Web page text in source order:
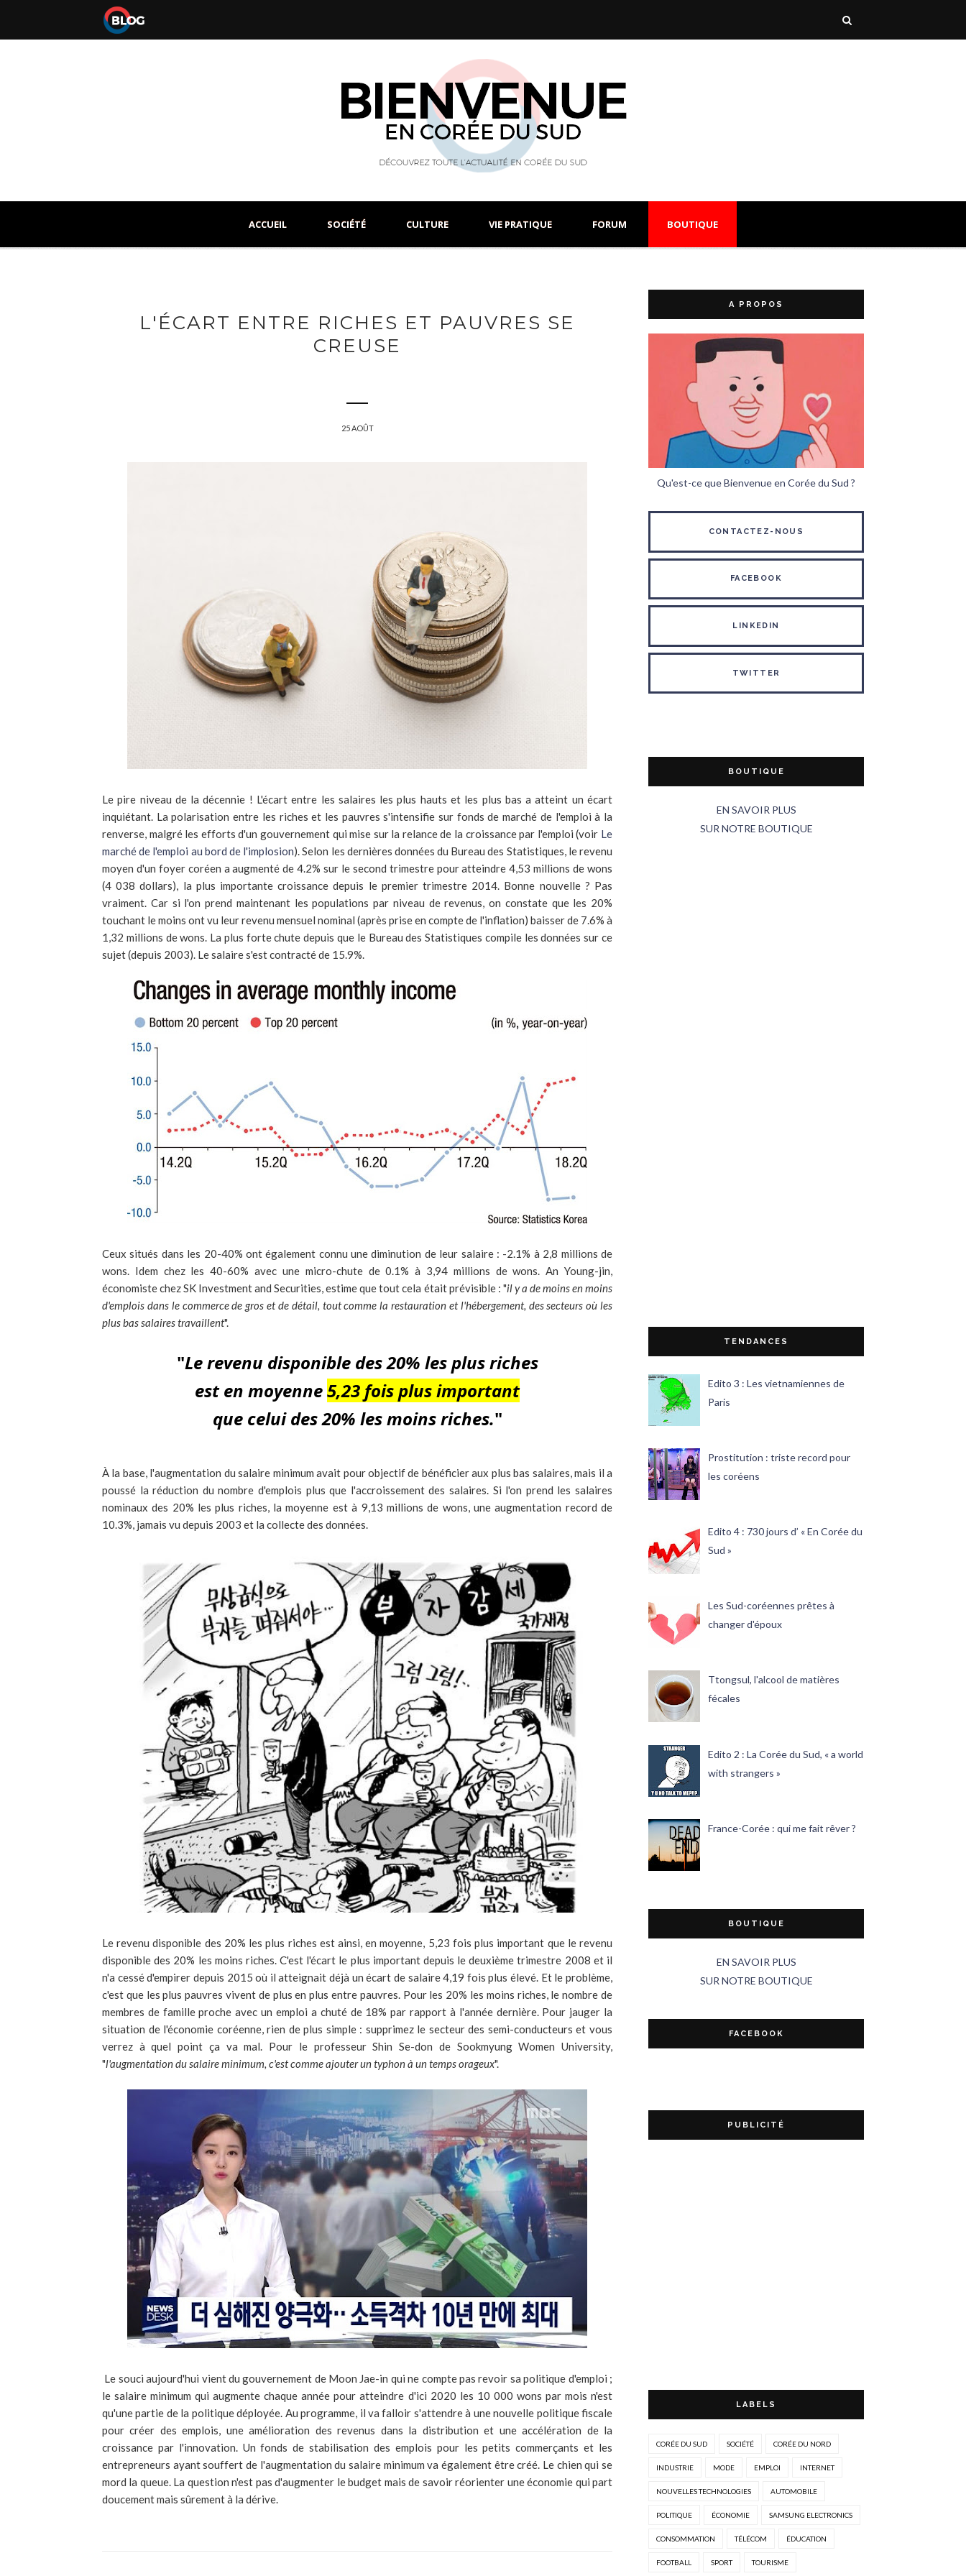
ACCUEIL SOCIÉTÉ CULTURE VIE PRATIQUE FORUM BOUTIQUE
L'ÉCART ENTRE RICHES ET PAUVRES SE
CREUSE
25 AOÛT
Le pire niveau de la décennie ! L'écart entre les salaires les plus hauts et les plus bas a atteint un écart
inquiétant. La polarisation entre les riches et les pauvres s'intensifie sur fonds de marché de l'emploi à la
renverse, malgré les efforts d'un gouvernement qui mise sur la relance de la croissance par l'emploi (voir Le
marché de l'emploi au bord de l'implosion). Selon les dernières données du Bureau des Statistiques, le revenu
moyen d'un foyer coréen a augmenté de 4.2% sur le second trimestre pour atteindre 4,53 millions de wons
(4 038 dollars), la plus importante croissance depuis le premier trimestre 2014. Bonne nouvelle ? Pas
vraiment. Car si l'on prend maintenant les populations par niveau de revenus, on constate que les 20%
touchant le moins ont vu leur revenu mensuel nominal (après prise en compte de l'inflation) baisser de 7.6% à
1,32 millions de wons. La plus forte chute depuis que le Bureau des Statistiques compile les données sur ce
sujet (depuis 2003). Le salaire s'est contracté de 15.9%.
Ceux situés dans les 20-40% ont également connu une diminution de leur salaire : -2.1% à 2,8 millions de
wons. Idem chez les 40-60% avec une micro-chute de 0.1% à 3,94 millions de wons. An Young-jin,
économiste chez SK Investment and Securities, estime que tout cela était prévisible : "il y a de moins en moins
d'emplois dans le commerce de gros et de détail, tout comme la restauration et l'hébergement, des secteurs où les
plus bas salaires travaillent".
"Le revenu disponible des 20% les plus riches
est en moyenne5,23 fois plus important
que celui des 20% les moins riches."
À la base, l'augmentation du salaire minimum avait pour objectif de bénéficier aux plus bas salaires, mais il a
poussé la réduction du nombre d'emplois plus que l'accroissement des salaires. Si l'on prend les salaires
nominaux des 20% les plus riches, la moyenne est à 9,13 millions de wons, une augmentation record de
10.3%, jamais vu depuis 2003 et la collecte des données.
Le revenu disponible des 20% les plus riches est ainsi, en moyenne, 5,23 fois plus important que le revenu
disponible des 20% les moins riches. C'est l'écart le plus important depuis le deuxième trimestre 2008 et il
n'a cessé d'empirer depuis 2015 où il atteignait déjà un écart de salaire 4,19 fois plus élevé. Et le problème,
c'est que les plus pauvres vivent de plus en plus entre pauvres. Pour les 20% les moins riches, le nombre de
membres de famille proche avec un emploi a chuté de 18% par rapport à l'année dernière. Pour jauger la
situation de l'économie coréenne, rien de plus simple : supprimez le secteur des semi-conducteurs et vous
verrez à quel point ça va mal. Pour le professeur Shin Se-don de Sookmyung Women University,
"l'augmentation du salaire minimum, c'est comme ajouter un typhon à un temps orageux".
Le souci aujourd'hui vient du gouvernement de Moon Jae-in qui ne compte pas revoir sa politique d'emploi ;
le salaire minimum qui augmente chaque année pour atteindre d'ici 2020 les 10 000 wons par mois n'est
qu'une partie de la politique déployée. Au programme, il va falloir s'attendre à une nouvelle politique fiscale
pour créer des emplois, une amélioration des revenus dans la distribution et une accélération de la
croissance par l'innovation. Un fonds de stabilisation des emplois pour les petits commerçants et les
entrepreneurs ayant souffert de l'augmentation du salaire minimum va également être créé. Le chien qui se
mord la queue. La question n'est pas d'augmenter le budget mais de savoir réorienter une économie qui part
doucement mais sûrement à la dérive.
A PROPOS
Qu'est-ce que Bienvenue en Corée du Sud ?
CONTACTEZ-NOUS
FACEBOOK
LINKEDIN
TWITTER
BOUTIQUE
EN SAVOIR PLUS
SUR NOTRE BOUTIQUE
TENDANCES
Edito 3 : Les vietnamiennes de
Paris
Prostitution : triste record pour
les coréens
Edito 4 : 730 jours d’ « En Corée du
Sud »
Les Sud-coréennes prêtes à
changer d'époux
Ttongsul, l'alcool de matières
fécales
Edito 2 : La Corée du Sud, « a world
with strangers »
France-Corée : qui me fait rêver ?
BOUTIQUE
EN SAVOIR PLUS
SUR NOTRE BOUTIQUE
FACEBOOK
PUBLICITÉ
LABELS
CORÉE DU SUD SOCIÉTÉ CORÉE DU NORD
INDUSTRIE MODE EMPLOI INTERNET
NOUVELLES TECHNOLOGIES AUTOMOBILE
POLITIQUE ÉCONOMIE SAMSUNG ELECTRONICS
CONSOMMATION TÉLÉCOM ÉDUCATION
FOOTBALL SPORT TOURISME